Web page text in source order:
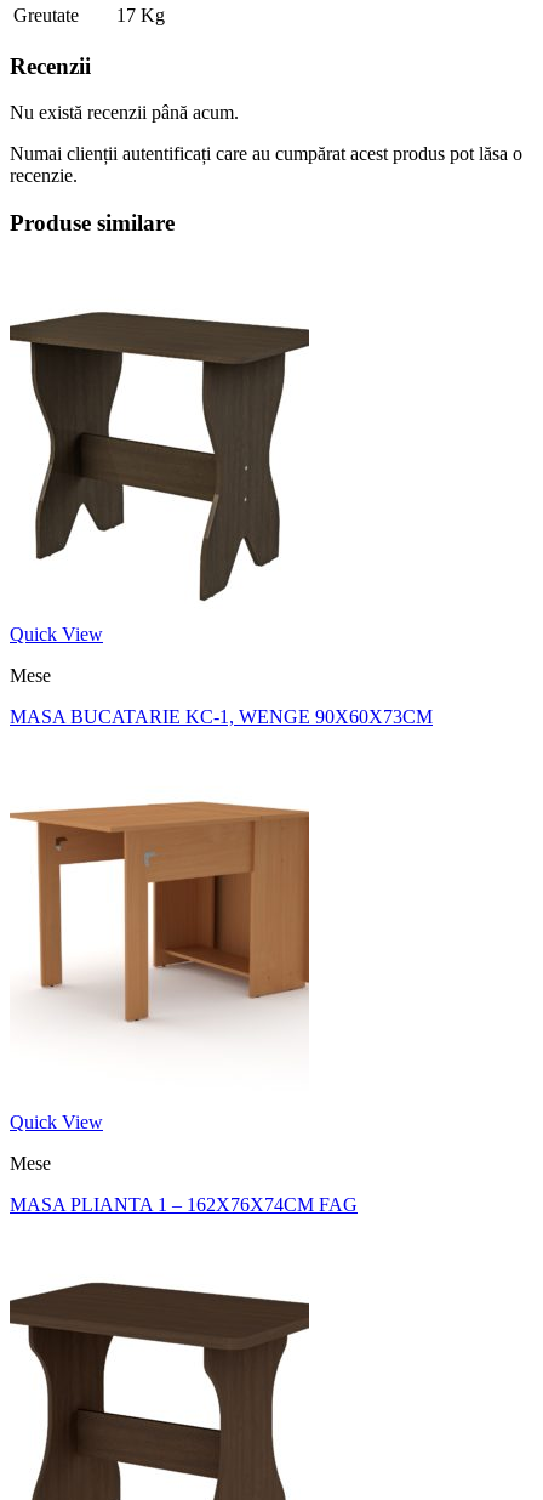
Greutate
17 Kg
Recenzii
Nu există recenzii până acum.
Numai clienții autentificați care au cumpărat acest produs pot lăsa o
recenzie.
Produse similare
Quick View
Mese
MASA BUCATARIE KC-1, WENGE 90X60X73CM
Quick View
Mese
MASA PLIANTA 1 – 162X76X74CM FAG